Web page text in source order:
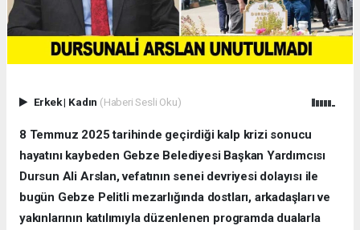
Erkek| Kadın (Haberi Sesli Oku)
8 Temmuz 2025 tarihinde geçirdiği kalp krizi sonucu
hayatını kaybeden Gebze Belediyesi Başkan Yardımcısı
Dursun Ali Arslan, vefatının senei devriyesi dolayısı ile
bugün Gebze Pelitli mezarlığında dostları, arkadaşları ve
yakınlarının katılımıyla düzenlenen programda dualarla